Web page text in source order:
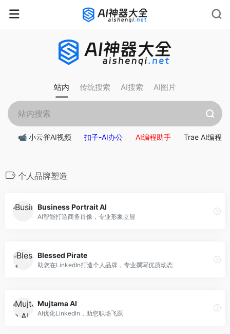
站内 传统搜索 AI搜索 AI图片
📹 小云雀AI视频 扣子-AI办公 AI编程助手 Trae AI编程
个人品牌塑造
Business Portrait AI
AI智能打造商务肖像，专业形象立显
Blessed Pirate
助您在LinkedIn打造个人品牌，专业撰写优质动态
Mujtama AI
AI优化LinkedIn，助您职场飞跃